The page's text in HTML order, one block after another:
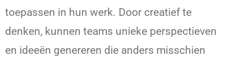
toepassen in hun werk. Door creatief te
denken, kunnen teams unieke perspectieven
en ideeën genereren die anders misschien